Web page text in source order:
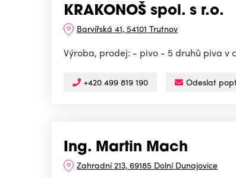
KRAKONOŠ spol. s r.o.
Barvířská 41, 54101 Trutnov
Výroba, prodej: - pivo - 5 druhů piva v
+420 499 819 190 Odeslat
Ing. Martin Mach
Zahradní 213, 69185 Dolní Dunajovice